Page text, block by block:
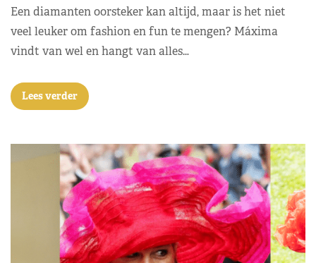
Een diamanten oorsteker kan altijd, maar is het niet
veel leuker om fashion en fun te mengen? Máxima
vindt van wel en hangt van alles…
Lees verder